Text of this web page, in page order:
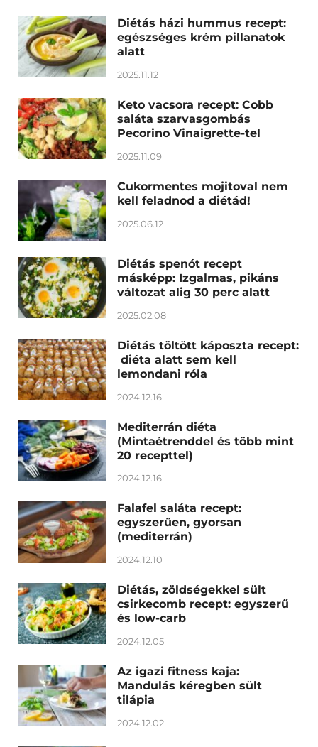
Diétás házi hummus recept:
egészséges krém pillanatok
alatt
2025.11.12
Keto vacsora recept: Cobb
saláta szarvasgombás
Pecorino Vinaigrette-tel
2025.11.09
Cukormentes mojitoval nem
kell feladnod a diétád!
2025.06.12
Diétás spenót recept
másképp: Izgalmas, pikáns
változat alig 30 perc alatt
2025.02.08
Diétás töltött káposzta recept:
diéta alatt sem kell
lemondani róla
2024.12.16
Mediterrán diéta
(Mintaétrenddel és több mint
20 recepttel)
2024.12.16
Falafel saláta recept:
egyszerűen, gyorsan
(mediterrán)
2024.12.10
Diétás, zöldségekkel sült
csirkecomb recept: egyszerű
és low-carb
2024.12.05
Az igazi fitness kaja:
Mandulás kéregben sült
tilápia
2024.12.02